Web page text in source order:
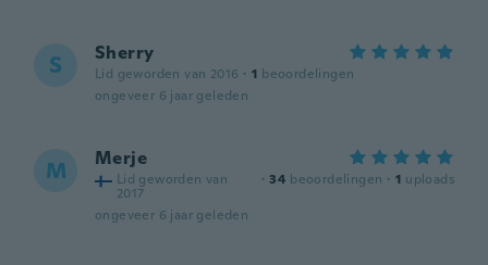
S Sherry
Lid geworden van 2016 · 1 beoordelingen
ongeveer 6 jaar geleden
M Merje
Lid geworden van
2017
· 34 beoordelingen · 1 uploads
ongeveer 6 jaar geleden